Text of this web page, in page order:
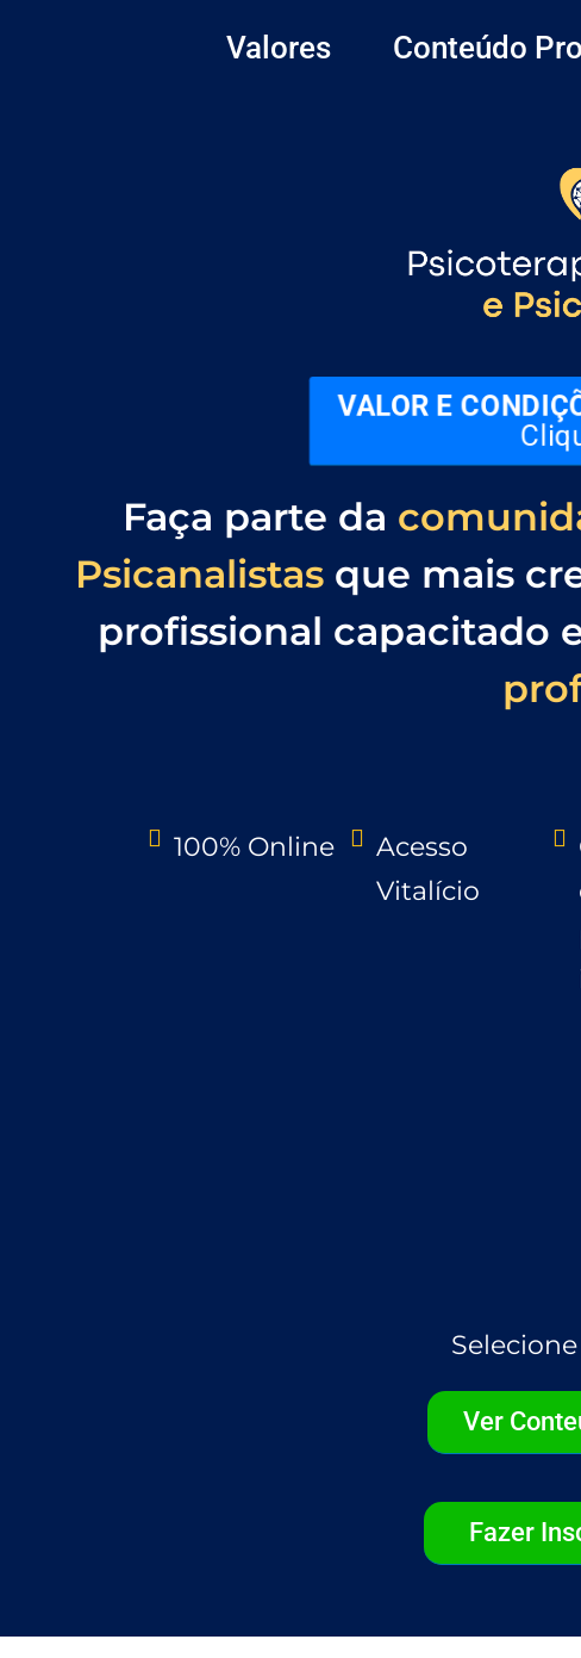
Valores Conteúdo
VALOR E
Faça parte da
Psicanalistasque mais
profissional capacitado
100% Online
Acesso
Vitalício
Ver
Fazer